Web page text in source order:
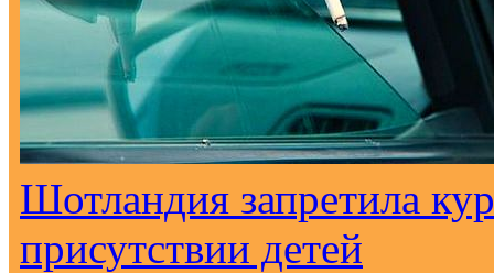
Шотландия запретила
присутствии детей